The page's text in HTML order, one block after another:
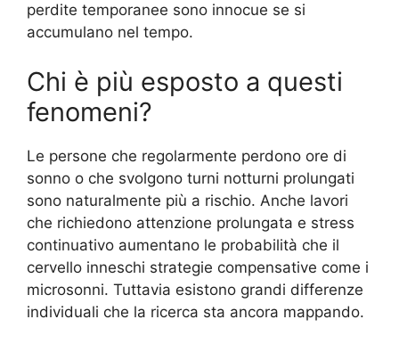
perdite temporanee sono innocue se si
accumulano nel tempo.
Chi è più esposto a questi
fenomeni?
Le persone che regolarmente perdono ore di
sonno o che svolgono turni notturni prolungati
sono naturalmente più a rischio. Anche lavori
che richiedono attenzione prolungata e stress
continuativo aumentano le probabilità che il
cervello inneschi strategie compensative come i
microsonni. Tuttavia esistono grandi differenze
individuali che la ricerca sta ancora mappando.